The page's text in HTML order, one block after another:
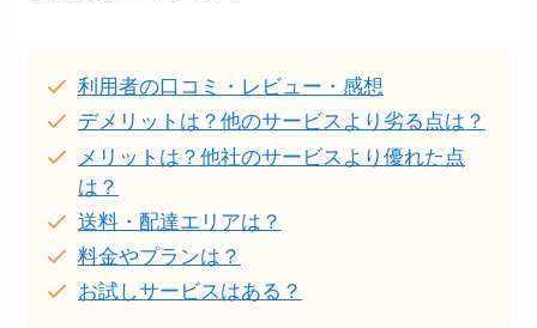
利用者の口コミ・レビュー・感想
デメリットは？他のサービスより劣る点は？
メリットは？他社のサービスより優れた点
は？
送料・配達エリアは？
料金やプランは？
お試しサービスはある？